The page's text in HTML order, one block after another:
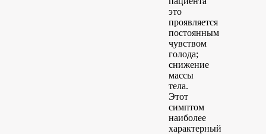
это
проявляется
постоянным
чувством
голода;
снижение
массы
тела.
Этот
симптом
наиболее
характерный